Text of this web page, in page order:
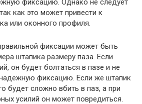
фиксацию. Однако не следует
как это может привести к
или оконного профиля.
фиксации может быть
штапика размеру паза. Если
он будет болтаться в пазе и не
фиксацию. Если же штапик
будет сложно вбить в паз, а при
усилий он может повредиться.